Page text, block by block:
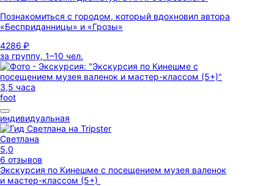
Познакомиться с городом, который вдохновил автора
«Бесприданницы» и «Грозы»
4286 ₽
за группу, 1–10 чел.
3,5 часа
foot
индивидуальная
Светлана
5,0
6 отзывов
Экскурсия по Кинешме с посещением музея валенок
и мастер-классом (5+)